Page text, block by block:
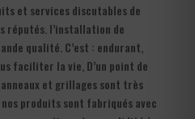
et services discutables de
réputés. l’installation de
qualité. C’est : endurant,
faciliter la vie, D’un point de
et grillages sont très
produits sont fabriqués avec